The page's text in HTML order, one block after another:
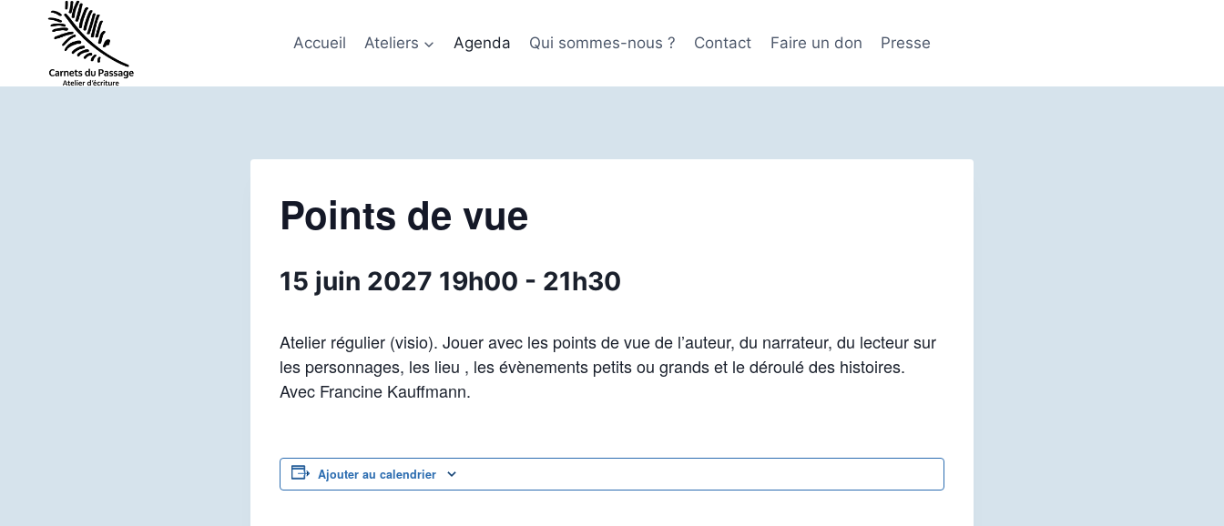
Accueil Ateliers Agenda Qui sommes-nous ? Contact Faire un don Presse
Points de vue
15 juin 2027 19h00 - 21h30
Atelier régulier (visio). Jouer avec les points de vue de l’auteur, du narrateur, du lecteur sur
les personnages, les lieu , les évènements petits ou grands et le déroulé des histoires.
Avec Francine Kauffmann.
Ajouter au calendrier